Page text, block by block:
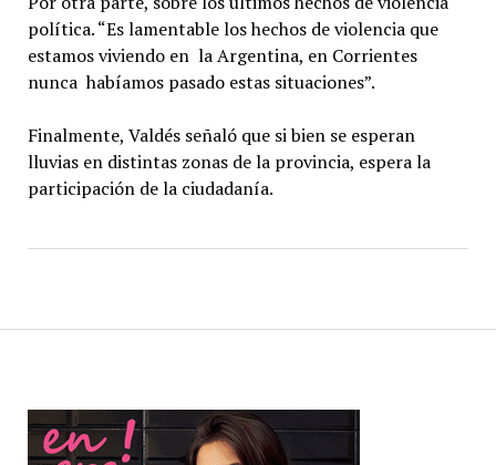
política. “Es lamentable los hechos de violencia que
estamos viviendo en la Argentina, en Corrientes
nunca habíamos pasado estas situaciones”.
Finalmente, Valdés señaló que si bien se esperan
lluvias en distintas zonas de la provincia, espera la
participación de la ciudadanía.